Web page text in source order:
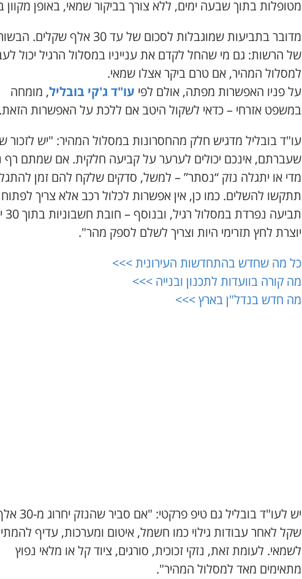
מטופלות בתוך שבעה ימים, ללא צורך בביקור שמאי, באופן מקוון
מדובר בתביעות שמוגבלות לסכום של עד 30 אלף שקלים.
של הרשות: גם מי שהחל לקדם את ענייניו במסלול הרגיל יכול
למסלול המהיר, אם טרם ביקר אצלו שמאי.
על פניו האפשרות מפתה, אולם לפי עו"ד ג'קי בובליל, מומחה
במשפט אזרחי – כדאי לשקול היטב אם ללכת על האפשרות הזאת.
עו"ד בובליל מדגיש חלק מהחסרונות במסלול המהיר: "יש לזכור
שעברתם, אינכם יכולים לערער על קביעה חלקית. אם שמתם רף
מדי או יתגלה נזק “נסתר” – למשל, סדקים שלקח להם זמן
תתקשו להשלים. כמו כן, אין אפשרות לכלול רכב אלא צריך לפתוח
תביעה
יוצרת לחץ תזרימי היות וצריך לשלם לספק מהר".
כל מה שחדש בהתחדשות העירונית >>>
מה קורה בוועדות לתכנון ובנייה >>>
מה חדש בנדל"ן בארץ >>>
יש לעו"ד בובליל גם טיפ פרקטי: "אם סביר
שקל לאחר עבודות גילוי כמו חשמל, איטום ומערכות, עדיף
לשמאי. לעומת זאת, נזקי זכוכית, סורגים, ציוד קל או מלאי נפוץ
מתאימים מאד למסלול המהיר".